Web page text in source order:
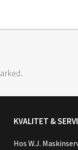
KVALITET &
Hos W.J.